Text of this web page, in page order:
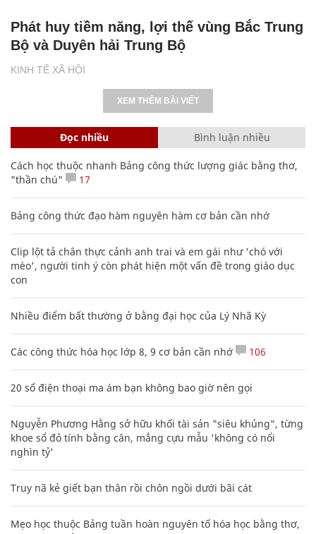
KINH TẾ XÃ HỘI
Phát huy tiềm năng, lợi thế vùng Bắc Trung
Bộ và Duyên hải Trung Bộ
XEM THÊM BÀI VIẾT
Đọc nhiều Bình luận nhiều
Cách học thuộc nhanh Bảng công thức lượng giác bằng thơ,
"thần chú"
17
Bảng công thức đạo hàm nguyên hàm cơ bản cần nhớ
Clip lột tả chân thực cảnh anh trai và em gái như 'chó với
mèo', người tinh ý còn phát hiện một vấn đề trong giáo dục
con
Nhiều điểm bất thường ở bằng đại học của Lý Nhã Kỳ
Các công thức hóa học lớp 8, 9 cơ bản cần nhớ 106
20 số điện thoại ma ám bạn không bao giờ nên gọi
Nguyễn Phương Hằng sở hữu khối tài sản "siêu khủng", từng
khoe sổ đỏ tính bằng cân, mắng cựu mẫu 'không có nổi
nghìn tỷ'
Truy nã kẻ giết bạn thân rồi chôn ngồi dưới bãi cát
Mẹo học thuộc Bảng tuần hoàn nguyên tố hóa học bằng thơ,